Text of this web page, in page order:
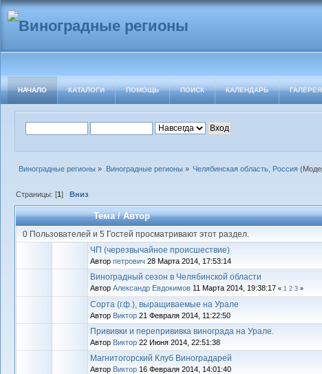
НАЧАЛО КАТАЛОГИ ПОМОЩЬ ПОИСК КАЛЕНДАРЬ ГАЛЕРЕЯ
Виноградные регионы » Виноградные регионы » Челябинская область, Россия
Страницы: [1] Вниз
Тема/Автор
0 Пользователей и 5 Гостей просматривают этот раздел.
ЧП (черезвычайное происшествие)
Автор петрович 28 Марта 2014, 17:53:14
Виноградный сезон в Челябинской области
Автор Александр Евдокимов 11 Марта 2014, 19:38:17 « 1 2 3 »
Сорта (г.ф.), выращиваемые на Урале
Автор Виктор 21 Февраля 2014, 11:22:50
Прививки и перепрививка винограда на Урале.
Автор Виктор 22 Июня 2014, 22:51:38
Магнитогорский Клуб Виноградарей
Автор Виктор 16 Февраля 2014, 14:01:40